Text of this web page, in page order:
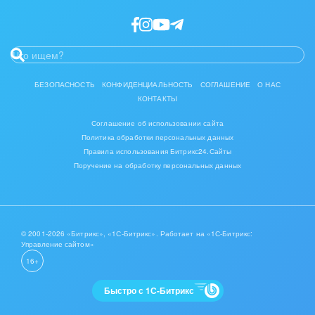
IT, Интернет
Культурные события, спорт, шоу-бизнес
Мебель, лес, деревообработка
Металлургия
Мода, одежда, аксессуары, стиль
БЕЗОПАСНОСТЬ КОНФИДЕНЦИАЛЬНОСТЬ СОГЛАШЕНИЕ
О НАС
КОНТАКТЫ
Соглашение об использовании сайта
Политика обработки персональных данных
Правила использования Битрикс24.Сайты
Поручение на обработку персональных данных
© 2001-2026 «Битрикс», «1С-Битрикс». Работает на «1С-Битрикс:
Управление сайтом»
16+
Быстро с 1С-Битрикс